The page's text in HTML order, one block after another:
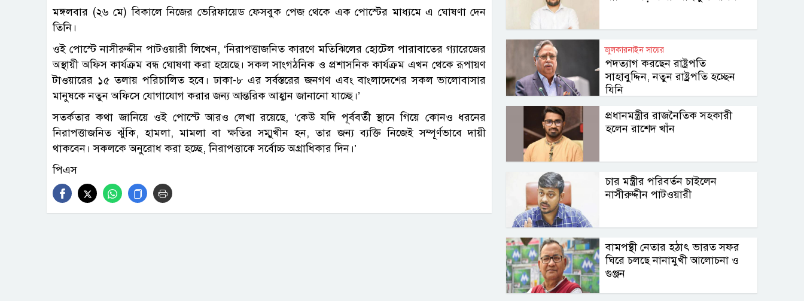
মঙ্গলবার (২৬ মে) বিকালে নিজের ভেরিফায়েড ফেসবুক পেজ থেকে এক পোস্টের মাধ্যমে এ ঘোষণা দেন
তিনি।
ওই পোস্টে নাসীরুদ্দীন পাটওয়ারী লিখেন, ‘নিরাপত্তাজনিত কারণে মতিঝিলের হোটেল পারাবাতের গ্যারেজের
অস্থায়ী অফিস কার্যক্রম বন্ধ ঘোষণা করা হয়েছে। সকল সাংগঠনিক ও প্রশাসনিক কার্যক্রম এখন থেকে রূপায়ণ
টাওয়ারের ১৫ তলায় পরিচালিত হবে। ঢাকা-৮ এর সর্বস্তরের জনগণ এবং বাংলাদেশের সকল ভালোবাসার
মানুষকে নতুন অফিসে যোগাযোগ করার জন্য আন্তরিক আহ্বান জানানো যাচ্ছে।’
সতর্কতার কথা জানিয়ে ওই পোস্টে আরও লেখা রয়েছে, ‘কেউ যদি পূর্ববর্তী স্থানে গিয়ে কোনও ধরনের
নিরাপত্তাজনিত ঝুঁকি, হামলা, মামলা বা ক্ষতির সম্মুখীন হন, তার জন্য ব্যক্তি নিজেই সম্পূর্ণভাবে দায়ী
থাকবেন। সকলকে অনুরোধ করা হচ্ছে, নিরাপত্তাকে সর্বোচ্চ অগ্রাধিকার দিন।’
পিএস
জুলকারনাইন সায়ের
পদত্যাগ করছেন রাষ্ট্রপতি
সাহাবুদ্দিন, নতুন রাষ্ট্রপতি হচ্ছেন
যিনি
প্রধানমন্ত্রীর রাজনৈতিক সহকারী
হলেন রাশেদ খাঁন
চার মন্ত্রীর পরিবর্তন চাইলেন
নাসীরুদ্দীন পাটওয়ারী
বামপন্থী নেতার হঠাৎ ভারত সফর
ঘিরে চলছে নানামুখী আলোচনা ও
গুঞ্জন